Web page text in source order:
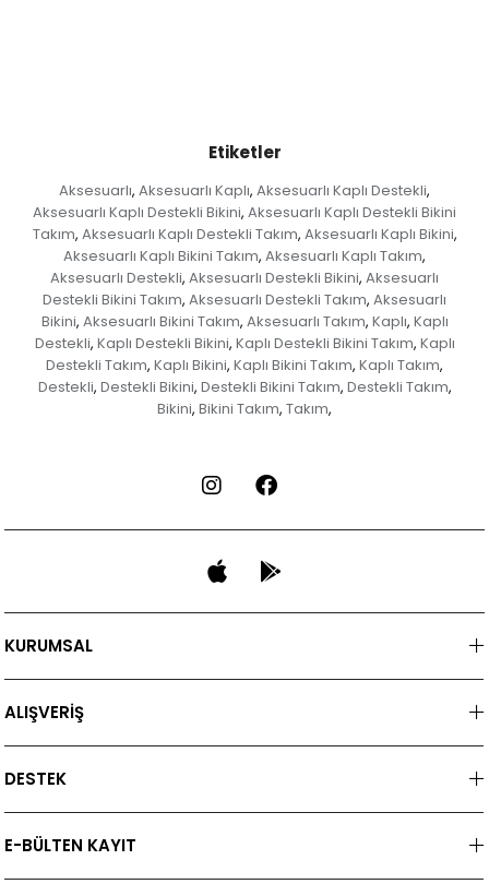
Etiketler
Aksesuarlı, Aksesuarlı Kaplı, Aksesuarlı Kaplı Destekli,
Aksesuarlı Kaplı Destekli Bikini, Aksesuarlı Kaplı Destekli Bikini
Takım, Aksesuarlı Kaplı Destekli Takım, Aksesuarlı Kaplı Bikini,
Aksesuarlı Kaplı Bikini Takım, Aksesuarlı Kaplı Takım,
Aksesuarlı Destekli, Aksesuarlı Destekli Bikini, Aksesuarlı
Destekli Bikini Takım, Aksesuarlı Destekli Takım, Aksesuarlı
Bikini, Aksesuarlı Bikini Takım, Aksesuarlı Takım, Kaplı, Kaplı
Destekli, Kaplı Destekli Bikini, Kaplı Destekli Bikini Takım, Kaplı
Destekli Takım, Kaplı Bikini, Kaplı Bikini Takım, Kaplı Takım,
Destekli, Destekli Bikini, Destekli Bikini Takım, Destekli Takım,
Bikini, Bikini Takım, Takım,
KURUMSAL
ALIŞVERİŞ
DESTEK
E-BÜLTEN KAYIT